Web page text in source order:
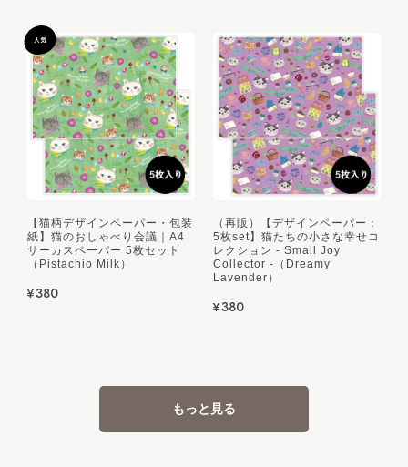
【猫柄デザインペーパー・包装
紙】猫のおしゃべり会議｜A4
サーカスペーパー 5枚セット
（Pistachio Milk）
¥380
（再販）【デザインペーパー：
5枚set】猫たちの小さな幸せコ
レクション - Small Joy
Collector -（Dreamy
Lavender）
¥380
もっと見る